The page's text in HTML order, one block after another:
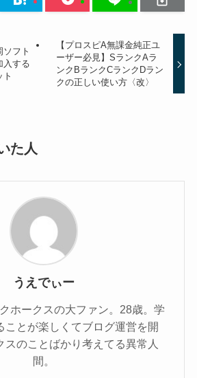
フト
入する
ト
【プロスピA無課金純正ユ
ーザー必見】SランクAラ
ンクBランクCランクDラン
クの正しい使い方〈改〉
た人
うえでぃー
ホークスの大ファン。28歳。学
ことが楽しくてブログ運営を開
スのことばかり考えてる異常人
間。